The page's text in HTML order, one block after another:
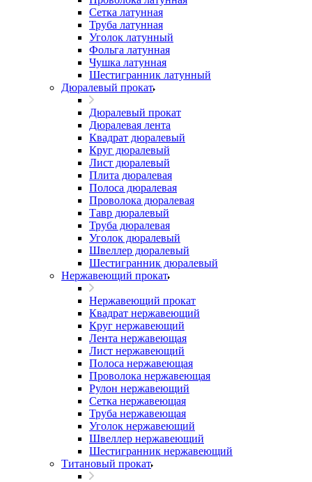
Сетка латунная
Труба латунная
Уголок латунный
Фольга латунная
Чушка латунная
Шестигранник латунный
Дюралевый прокат
Дюралевый прокат
Дюралевая лента
Квадрат дюралевый
Круг дюралевый
Лист дюралевый
Плита дюралевая
Полоса дюралевая
Проволока дюралевая
Тавр дюралевый
Труба дюралевая
Уголок дюралевый
Швеллер дюралевый
Шестигранник дюралевый
Нержавеющий прокат
Нержавеющий прокат
Квадрат нержавеющий
Круг нержавеющий
Лента нержавеющая
Лист нержавеющий
Полоса нержавеющая
Проволока нержавеющая
Рулон нержавеющий
Сетка нержавеющая
Труба нержавеющая
Уголок нержавеющий
Швеллер нержавеющий
Шестигранник нержавеющий
Титановый прокат